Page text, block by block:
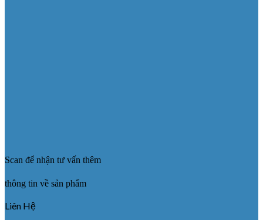
Scan để nhận tư vấn thêm
thông tin về sản phẩm
Liên Hệ